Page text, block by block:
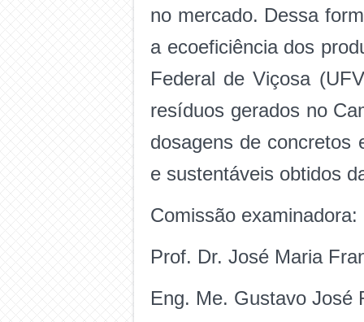
no mercado. Dessa
a ecoeficiência dos
Federal de Viçosa
resíduos gerados no
dosagens de concretos
e sustentáveis obtidos
Comissão examinadora:
Prof. Dr. José Maria
Eng. Me. Gustavo José